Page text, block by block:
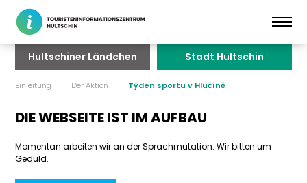
Hultschiner Ländchen Stadt Hultschin
Einleitung Der Aktion Týden sportu v Hlučíně
DIE WEBSEITE IST IM AUFBAU
Momentan arbeiten wir an der Sprachmutation. Wir bitten um
Geduld.